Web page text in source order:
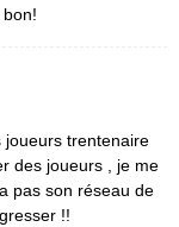
bon!
joueurs trentenaire
des joueurs , je me
pas son réseau de
!!